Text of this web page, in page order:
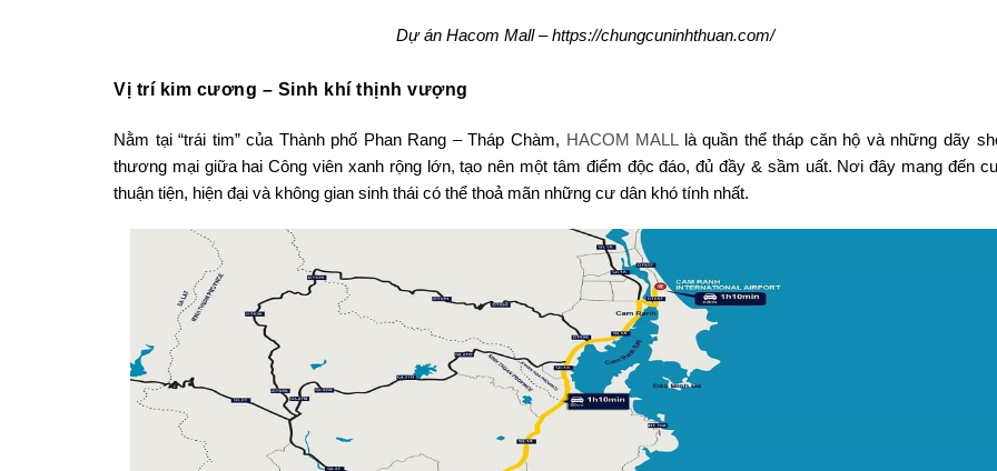
Dự án Hacom Mall – https://chungcuninhthuan.com/
Vị trí kim cương – Sinh khí thịnh vượng
Nằm tại “trái tim” của Thành phố Phan Rang – Tháp Chàm, HACOM MALL là quần thể tháp căn hộ và những dãy
thương mại giữa hai Công viên xanh rộng lớn, tạo nên một tâm điểm độc đáo, đủ đầy & sầm uất. Nơi đây mang đến
thuận tiện, hiện đại và không gian sinh thái có thể thoả mãn những cư dân khó tính nhất.